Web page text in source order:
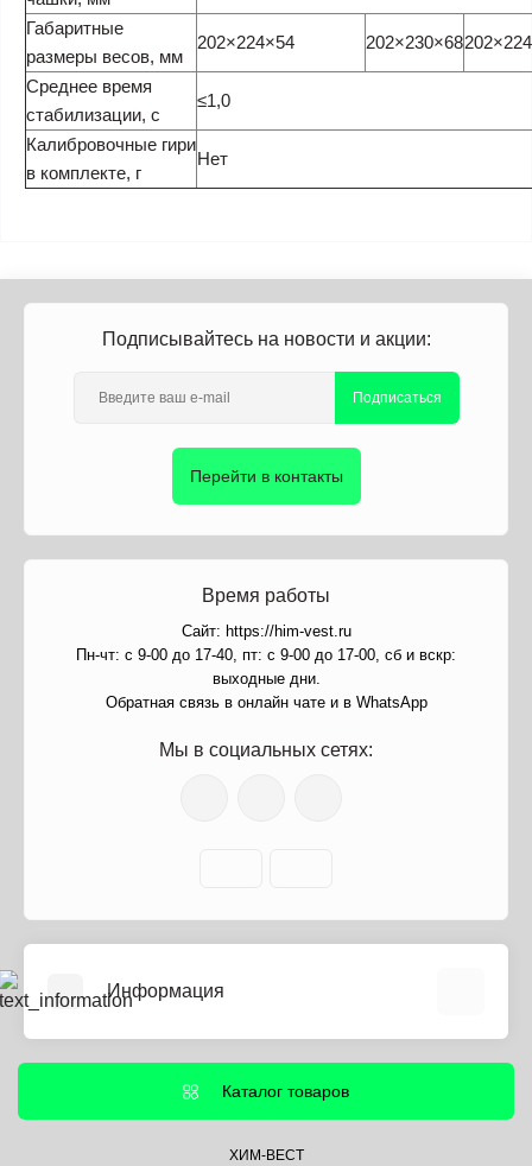
Габаритные
размеры весов, мм
202×224×54 202×230×68
Среднее время
стабилизации, с
≤1,0
Калибровочные гири
в комплекте, г
Нет
Подписывайтесь на новости и акции:
Подписаться
Перейти в контакты
Время работы
Сайт: https://him-vest.ru
Пн-чт: с 9-00 до 17-40, пт: с 9-00 до 17-00, сб и вскр:
выходные дни.
Обратная связь в онлайн чате и в WhatsApp
Мы в социальных сетях:
Информация
Информация о доставке
Политика безопасности
Каталог товаров
ХИМ-ВЕСТ